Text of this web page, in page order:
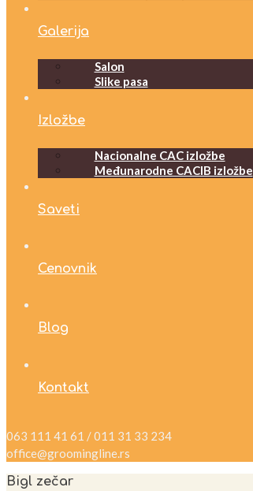
Galerija
Salon
Slike pasa
Izložbe
Nacionalne CAC izložbe
Međunarodne CACIB izložbe
Saveti
Cenovnik
Blog
Kontakt
063 111 41 61 / 011 31 33 234
office@groomingline.rs
Bigl zečar